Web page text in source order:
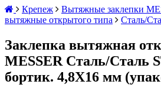
Крепеж
Вытяжные заклепки
вытяжные открытого типа
Сталь/
Заклепка вытяжная
MESSER Сталь/Сталь
бортик. 4,8X16 мм